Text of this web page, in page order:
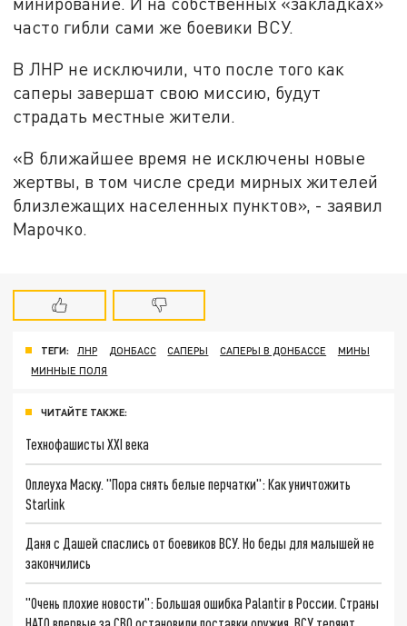
часто гибли сами же боевики ВСУ.
В ЛНР не исключили, что после того как
саперы завершат свою миссию, будут
страдать местные жители.
«В ближайшее время не исключены новые
жертвы, в том числе среди мирных жителей
близлежащих населенных пунктов», - заявил
Марочко.
ТЕГИ: ЛНР ДОНБАСС САПЕРЫ САПЕРЫ В ДОНБАССЕ
МИНЫ
МИННЫЕ ПОЛЯ
ЧИТАЙТЕ ТАКЖЕ:
Технофашисты XXI века
Оплеуха Маску. "Пора снять белые перчатки": Как уничтожить
Starlink
Даня с Дашей спаслись от боевиков ВСУ. Но беды для малышей не
закончились
"Очень плохие новости": Большая ошибка Palantir в России. Страны